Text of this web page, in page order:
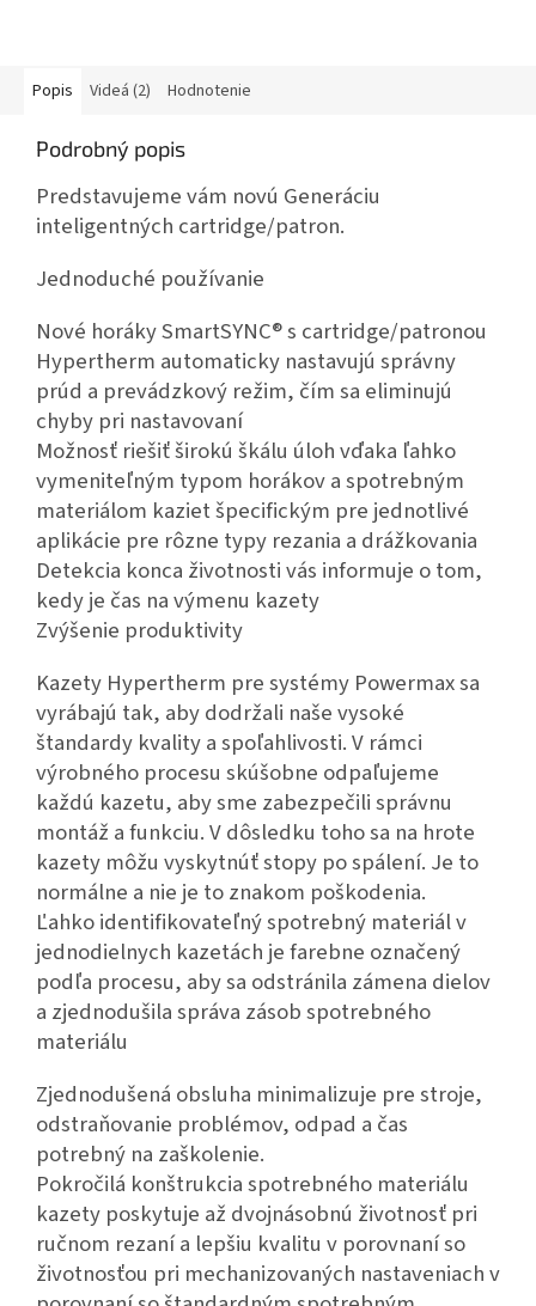
Popis Videá (2) Hodnotenie
Podrobný popis
Predstavujeme vám novú Generáciu
inteligentných cartridge/patron.
Jednoduché používanie
Nové horáky SmartSYNC® s cartridge/patronou
Hypertherm automaticky nastavujú správny
prúd a prevádzkový režim, čím sa eliminujú
chyby pri nastavovaní
Možnosť riešiť širokú škálu úloh vďaka ľahko
vymeniteľným typom horákov a spotrebným
materiálom kaziet špecifickým pre jednotlivé
aplikácie pre rôzne typy rezania a drážkovania
Detekcia konca životnosti vás informuje o tom,
kedy je čas na výmenu kazety
Zvýšenie produktivity
Kazety Hypertherm pre systémy Powermax sa
vyrábajú tak, aby dodržali naše vysoké
štandardy kvality a spoľahlivosti. V rámci
výrobného procesu skúšobne odpaľujeme
každú kazetu, aby sme zabezpečili správnu
montáž a funkciu. V dôsledku toho sa na hrote
kazety môžu vyskytnúť stopy po spálení. Je to
normálne a nie je to znakom poškodenia.
Ľahko identifikovateľný spotrebný materiál v
jednodielnych kazetách je farebne označený
podľa procesu, aby sa odstránila zámena dielov
a zjednodušila správa zásob spotrebného
materiálu
Zjednodušená obsluha minimalizuje pre stroje,
odstraňovanie problémov, odpad a čas
potrebný na zaškolenie.
Pokročilá konštrukcia spotrebného materiálu
kazety poskytuje až dvojnásobnú životnosť pri
ručnom rezaní a lepšiu kvalitu v porovnaní so
životnosťou pri mechanizovaných nastaveniach v